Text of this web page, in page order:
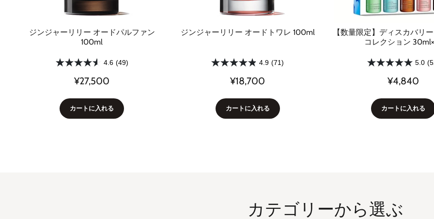
ジンジャーリリー オードパルファン
100ml
4.6 (49)
¥27,500
カートに入れる
ジンジャーリリー オードトワレ 100ml
4.9 (71)
¥18,700
カートに入れる
【数量限定】ディスカバリ
コレクション
5.0
¥4,840
カートに入れる
カテゴリーから選ぶ